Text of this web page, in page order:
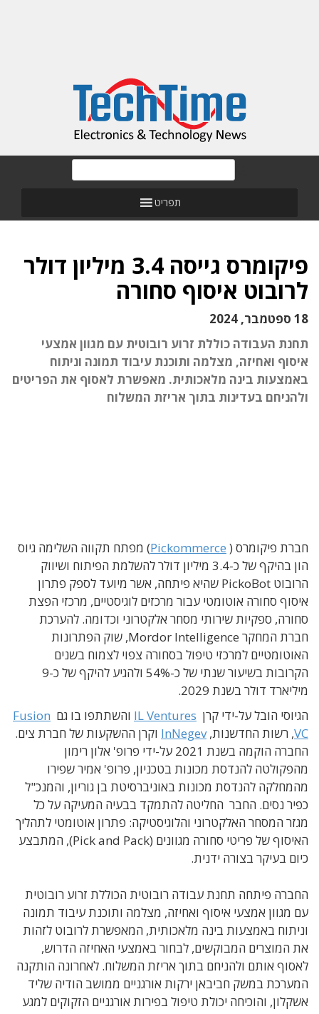
תפריט
פיקומרס גייסה 3.4 מיליון דולר
לרובוט איסוף סחורה
18 ספטמבר, 2024
תחנת העבודה כוללת זרוע רובוטית עם מגוון אמצעי
איסוף ואחיזה, מצלמה ותוכנת עיבוד תמונה וניתוח
באמצעות בינה מלאכותית. מאפשרת לאסוף את הפריטים
ולהניחם בעדינות בתוך אריזת המשלוח
חברת פיקומרס ( Pickommerce) מפתח תקווה השלימה גיוס
הון בהיקף של כ-3.4 מיליון דולר להשלמת הפיתוח ושיווק
הרובוט PickoBot שהיא פיתחה, אשר מיועד לספק פתרון
איסוף סחורה אוטומטי עבור מרכזים לוגיסטיים, מרכזי הפצת
סחורה, ספקיות שירותי מסחר אלקטרוני וכדומה. להערכת
חברת המחקר Mordor Intelligence, שוק הפתרונות
האוטומטיים למרכזי טיפול בסחורה צפוי לצמוח בשנים
הקרובות בשיעור שנתי של כ-54% ולהגיע להיקף של כ-9
מיליארד דולר בשנת 2029.
הגיוסי הובל על-ידי קרן IL Ventures והשתתפו בו גם Fusion
VC, רשות החדשנות,InNegev וקרן ההשקעות של חברת צים.
החברה הוקמה בשנת 2021 על-ידי פרופ' אלון רימון
מהפקולטה להנדסת מכונות בטכניון, פרופ' אמיר שפירו
מהמחלקה להנדסת מכונות באוניברסיטת בן גוריון, והמנכ"ל
כפיר נסים. החבר החליטה להתמקד בבעיה המעיקה על כל
מגזר המסחר האלקטרוני והלוגיסטיקה: פתרון אוטומטי לתהליך
האיסוף של פריטי סחורה מגוונים (Pick and Pack), המתבצע
כיום בעיקר בצורה ידנית.
החברה פיתחה תחנת עבודה רובוטית הכוללת זרוע רובוטית
עם מגוון אמצעי איסוף ואחיזה, מצלמה ותוכנת עיבוד תמונה
וניתוח באמצעות בינה מלאכותית, המאפשרת לרובוט לזהות
את המוצרים המבוקשים, לבחור באמצעי האחיזה הדרוש,
לאסוף אותם ולהניחם בתוך אריזת המשלוח. לאחרונה הותקנה
המערכת במשק חביבאן ירקות אורגניים ממושב הודיה שליד
אשקלון, והוכיחה יכולת טיפול בפירות אורגניים הזקוקים למגע